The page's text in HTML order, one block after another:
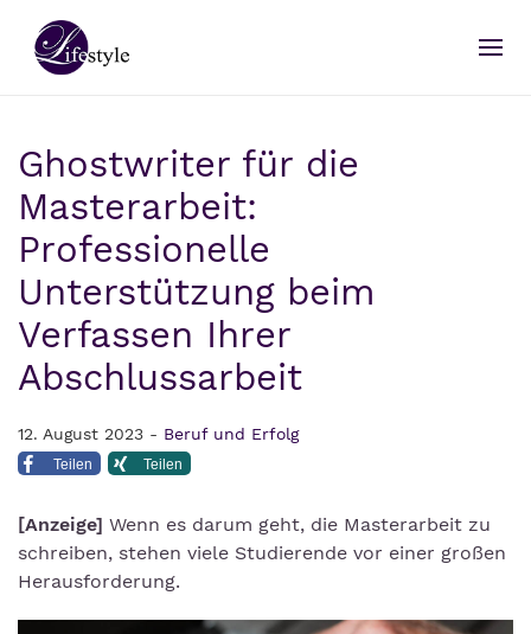
Ghostwriter für die
Masterarbeit:
Professionelle
Unterstützung beim
Verfassen Ihrer
Abschlussarbeit
12. August 2023 - Beruf und Erfolg
Teilen Teilen
[Anzeige] Wenn es darum geht, die Masterarbeit zu
schreiben, stehen viele Studierende vor einer großen
Herausforderung.